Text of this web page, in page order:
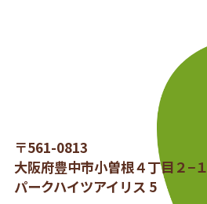
〒561-0813
大阪府豊中市小曽根４丁目２−１
パークハイツアイリス 5